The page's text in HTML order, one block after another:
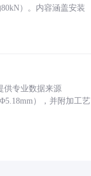
）。内容涵盖安装
供专业数据来源
），并附加工艺